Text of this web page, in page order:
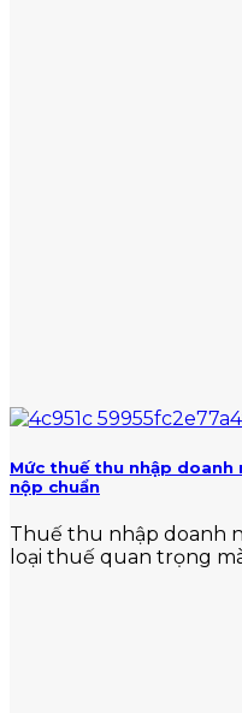
Mức thuế thu nhập doanh
nộp chuẩn
Thuế thu nhập doanh
loại thuế quan trọng